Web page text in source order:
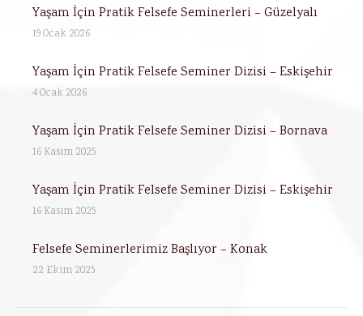
Yaşam İçin Pratik Felsefe Seminerleri – Güzelyalı
19 Ocak 2026
Yaşam İçin Pratik Felsefe Seminer Dizisi – Eskişehir
4 Ocak 2026
Yaşam İçin Pratik Felsefe Seminer Dizisi – Bornava
16 Kasım 2025
Yaşam İçin Pratik Felsefe Seminer Dizisi – Eskişehir
16 Kasım 2025
Felsefe Seminerlerimiz Başlıyor – Konak
22 Ekim 2025